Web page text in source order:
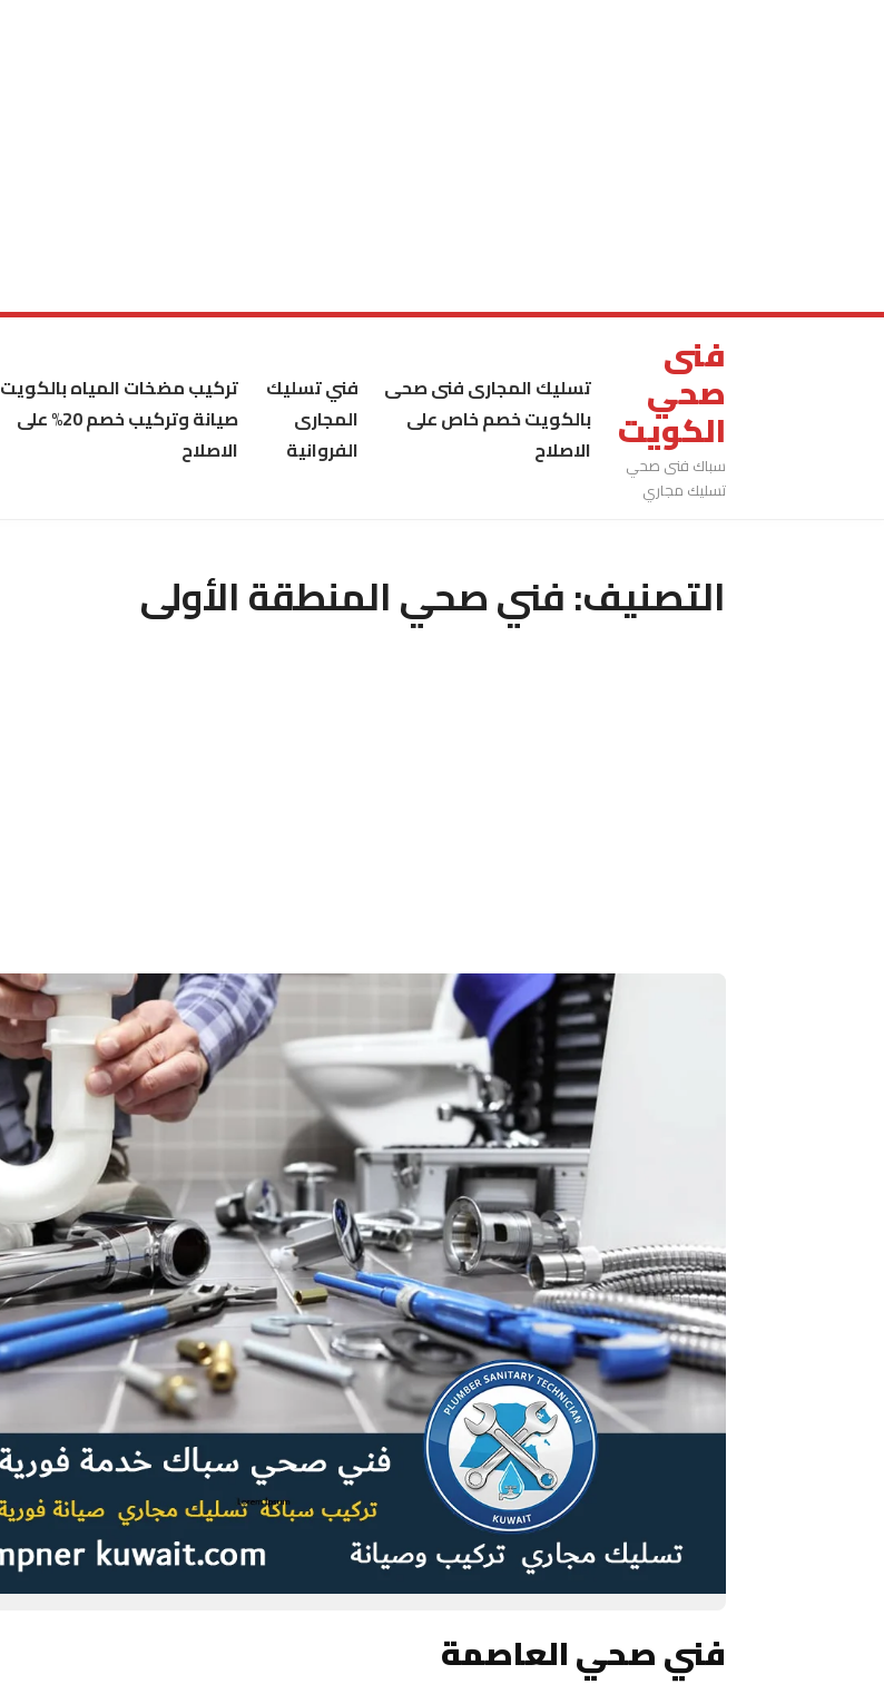
فنى
صحي
الكويت
سباك فنى صحي
تسليك مجاري
تسليك المجارى فنى صحى
بالكويت خصم خاص على
الاصلاح
فني تسليك
المجارى
الفروانية
تركيب مضخات المياه بالكويت
صيانة وتركيب خصم 20% على
الاصلاح
التصنيف:فني صحي المنطقة الأولى
فني صحي العاصمة